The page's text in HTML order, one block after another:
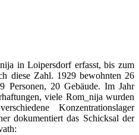
in Loipersdorf erfasst, bis zum
diese Zahl. 1929 bewohnten 26
Personen, 20 Gebäude. Im Jahr
viele Rom_nija wurden
Konzentrationslager
dokumentiert das Schicksal der